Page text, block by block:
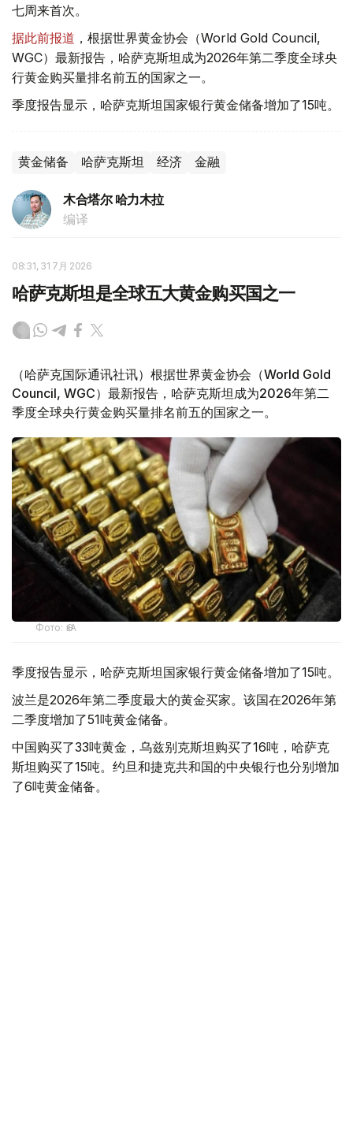
七周来首次。
据此前报道 ，根据世界黄金协会（World Gold Council,
WGC）最新报告，哈萨克斯坦成为2026年第二季度全球央
行黄金购买量排名前五的国家之一。
季度报告显示，哈萨克斯坦国家银行黄金储备增加了15吨。
黄金储备 哈萨克斯坦 经济 金融
木合塔尔 哈力木拉
编译
08:31, 31 7月 2026
哈萨克斯坦是全球五大黄金购买国之一
（哈萨克国际通讯社讯）根据世界黄金协会（World Gold
Council, WGC）最新报告，哈萨克斯坦成为2026年第二
季度全球央行黄金购买量排名前五的国家之一。
Фото: ӨзА
季度报告显示，哈萨克斯坦国家银行黄金储备增加了15吨。
波兰是2026年第二季度最大的黄金买家。该国在2026年第
二季度增加了51吨黄金储备。
中国购买了33吨黄金，乌兹别克斯坦购买了16吨，哈萨克
斯坦购买了15吨。约旦和捷克共和国的中央银行也分别增加
了6吨黄金储备。